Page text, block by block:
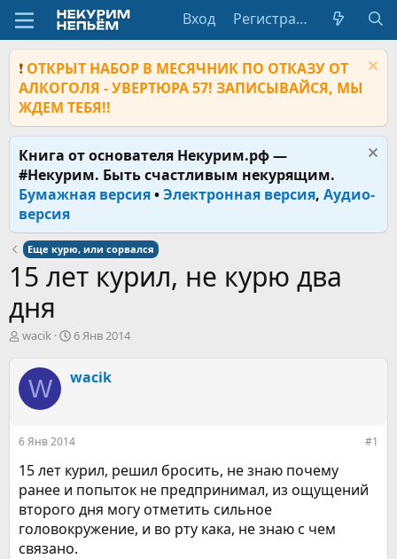
Вход Регистрация
❗ ОТКРЫТ НАБОР В МЕСЯЧНИК ПО ОТКАЗУ ОТ
АЛКОГОЛЯ - УВЕРТЮРА 57! ЗАПИСЫВАЙСЯ, МЫ
ЖДЕМ ТЕБЯ!!
Книга от основателя Некурим.рф —
#Некурим. Быть счастливым некурящим.
Бумажная версия•Электронная версия, Аудио-
версия
Еще курю, или сорвался
15 лет курил, не курю два
дня
А
о
р
м
ы
wacik
Д
а
а
а
6 Янв 2014
W wacik
6 Янв 2014 #1
15 лет курил, решил бросить, не знаю почему
ранее и попыток не предпринимал, из ощущений
второго дня могу отметить сильное
головокружение, и во рту кака, не знаю с чем
связано.